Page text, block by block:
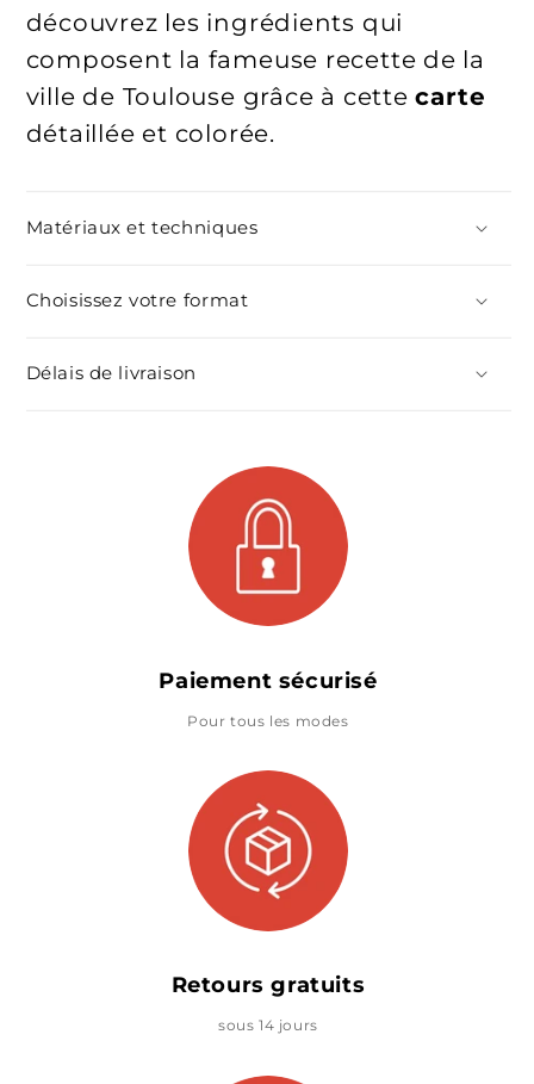
découvrez les ingrédients qui
composent la fameuse recette de la
ville de Toulouse grâce à cettecarte
détaillée et colorée.
Matériaux et techniques
Choisissez votre format
Délais de livraison
Paiement sécurisé
Pour tous les modes
Retours gratuits
sous 14 jours